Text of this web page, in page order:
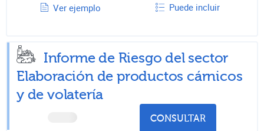
Ver ejemplo Puede incluir
Informe de Riesgo del sector
Elaboración de productos cárnicos
y de volatería
CONSULTAR